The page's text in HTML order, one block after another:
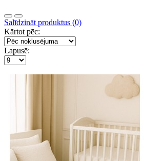
Salīdzināt produktus (0)
Kārtot pēc:
Lapusē: